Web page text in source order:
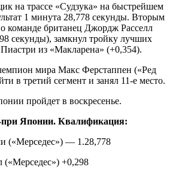
на трассе «Судзука» на быстрейшем
1 минута 28,778 секунды. Вторым
команде британец Джордж Расселл
секунды), замкнул тройку лучших
из «Макларена» (+0,354).
мира Макс Ферстаппен («Ред
в третий сегмент и занял 11‑е место.
пройдет в воскресенье.
Японии. Квалификация:
(«Мерседес») — 1.28,778
(«Мерседес») +0,298